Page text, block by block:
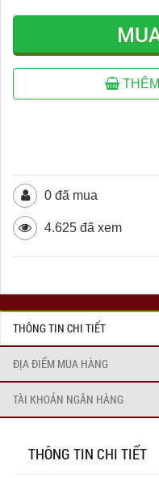
0 đã mua
4.625 đã xem
THÔNG TIN CHI TIẾT
ĐỊA ĐIỂM MUA HÀNG
TÀI KHOẢN NGÂN HÀNG
THÔNG TIN CHI TIẾT